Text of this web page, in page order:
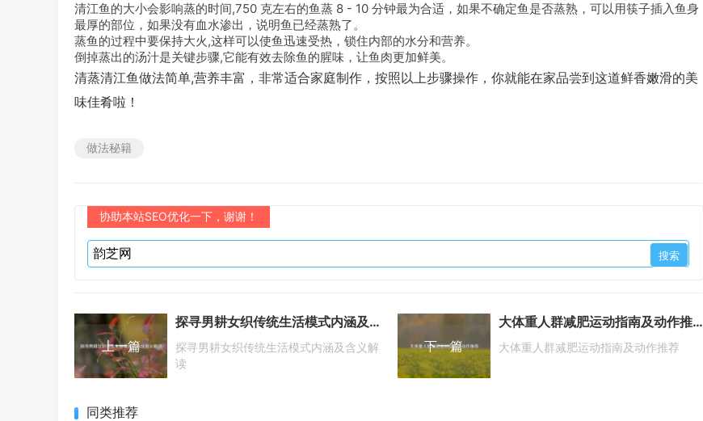
清江鱼的大小会影响蒸的时间,750 克左右的鱼蒸 8 - 10 分钟最为合适，如果不确定鱼是否蒸熟，可以用筷子插入鱼身
最厚的部位，如果没有血水渗出，说明鱼已经蒸熟了。
蒸鱼的过程中要保持大火,这样可以使鱼迅速受热，锁住内部的水分和营养。
倒掉蒸出的汤汁是关键步骤,它能有效去除鱼的腥味，让鱼肉更加鲜美。
清蒸清江鱼做法简单,营养丰富，非常适合家庭制作，按照以上步骤操作，你就能在家品尝到这道鲜香嫩滑的美
味佳肴啦！
做法秘籍
协助本站SEO优化一下，谢谢！
上一篇
探寻男耕女织传统生活模式内涵及含义解读
探寻男耕女织传统生活模式内涵及含义解
读
下一篇
大体重人群减肥运动指南及动作推荐
大体重人群减肥运动指南及动作推荐
同类推荐